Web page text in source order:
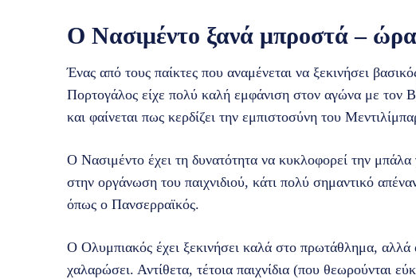
Ο Νασιμέντο ξανά μπροστά – ώρα
Ένας από τους παίκτες που αναμένεται να ξεκινήσει
Πορτογάλος είχε πολύ καλή εμφάνιση στον αγώνα με τον
και φαίνεται πως κερδίζει την εμπιστοσύνη του
Ο Νασιμέντο έχει τη δυνατότητα να κυκλοφορεί την
στην οργάνωση του παιχνιδιού, κάτι πολύ σημαντικό
όπως ο Πανσερραϊκός.
Ο Ολυμπιακός έχει ξεκινήσει καλά στο πρωτάθλημα, αλλά
χαλαρώσει. Αντίθετα, τέτοια παιχνίδια (που θεωρούνται